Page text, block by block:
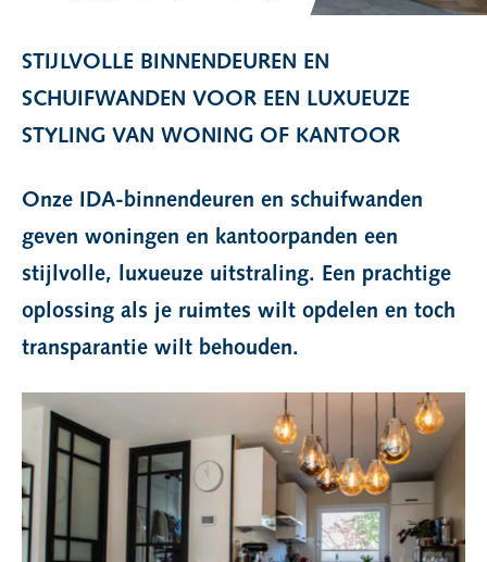
STIJLVOLLE BINNENDEUREN EN
SCHUIFWANDEN VOOR EEN LUXUEUZE
STYLING VAN WONING OF KANTOOR
Onze IDA-binnendeuren en schuifwanden
geven woningen en kantoorpanden een
stijlvolle, luxueuze uitstraling. Een prachtige
oplossing als je ruimtes wilt opdelen en toch
transparantie wilt behouden.